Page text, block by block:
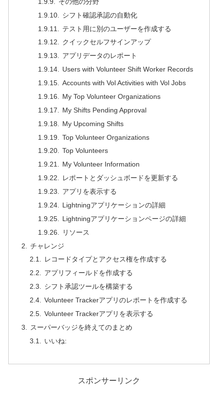
シフト確認承認の自動化
テスト用に別のユーザーを作成する
クイックセルフサインアップ
アプリデータのレポート
Users with Volunteer Shift Worker Records
Accounts with Vol Activities with Vol Jobs
My Top Volunteer Organizations
My Shifts Pending Approval
My Upcoming Shifts
Top Volunteer Organizations
Top Volunteers
My Volunteer Information
レポートとダッシュボードを更新する
アプリを表示する
Lightningアプリケーションの詳細
Lightningアプリケーションページの詳細
リソース
チャレンジ
レコードタイプとアクセス権を作成する
アプリフィールドを作成する
シフト承認ツールを構築する
Volunteer Trackerアプリのレポートを作成する
Volunteer Trackerアプリを表示する
スーパーバッジを終えてのまとめ
いいね:
スポンサーリンク